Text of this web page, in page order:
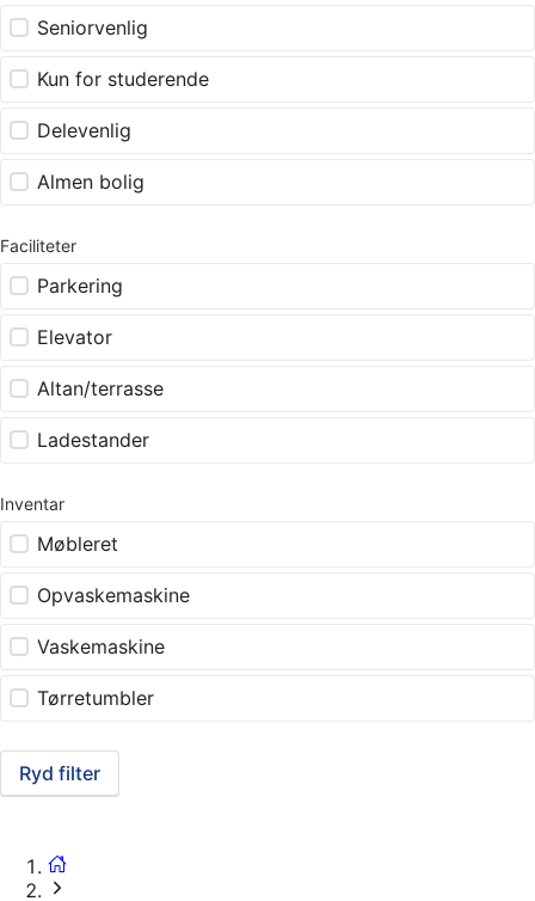
Seniorvenlig
Kun for studerende
Delevenlig
Almen bolig
Faciliteter
Parkering
Elevator
Altan/terrasse
Ladestander
Inventar
Møbleret
Opvaskemaskine
Vaskemaskine
Tørretumbler
Ryd filter